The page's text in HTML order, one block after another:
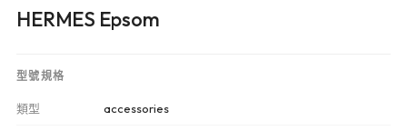
HERMES Epsom
型號規格
類型 accessories